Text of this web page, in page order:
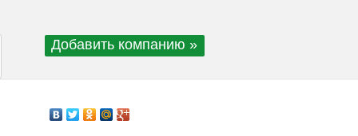
Добавить компанию »